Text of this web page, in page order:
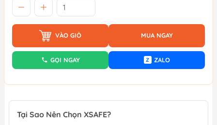
VÀO GIỎ MUA NGAY
GỌI NGAY Z ZALO
Tại Sao Nên Chọn XSAFE?